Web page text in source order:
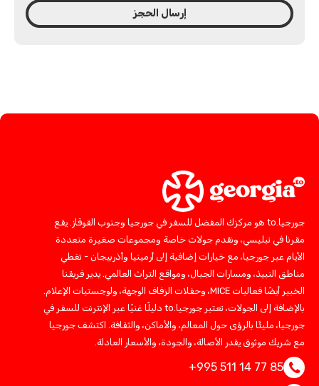
إرسال الحجز
جورجيا.to هو مركزك المفضل للسفر في جورجيا وجنوب القوقاز. يقع
مقرنا في تبليسي، ونقدم جولات خاصة ومجموعات صغيرة متعددة
الأيام عبر جورجيا، مع خيارات إضافية إلى أرمينيا وأذربيجان - تغطي
مناطق النبيذ، ومسارات الجبال، ومواقع التراث العالمي. يدير فريقنا
الخبير أيضًا فعاليات MICE، وحفلات الزفاف الوجهة، ولوجستيات الإعلام.
بالإضافة إلى الجولات، تعتبر جورجيا.to دليلًا غنيًا عبر الإنترنت للسفر في
جورجيا، مليئًا بالرؤى حول المعالم، والأماكن، والثقافة. اكتشف جورجيا
مع شريك موثوق يقدر الأصالة، والجودة، والأسعار العادلة.
+995 511 14 77 85